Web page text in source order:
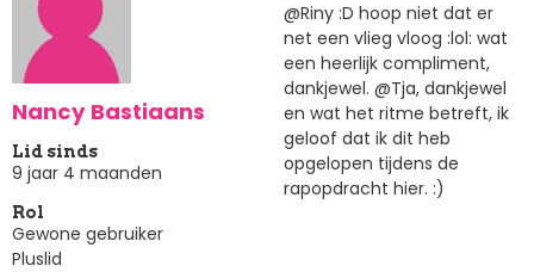
Nancy Bastiaans
Lid sinds
9 jaar 4 maanden
Rol
Gewone gebruiker
Pluslid
@Riny :D hoop niet dat er
net een vlieg vloog :lol: wat
een heerlijk compliment,
dankjewel. @Tja, dankjewel
en wat het ritme betreft, ik
geloof dat ik dit heb
opgelopen tijdens de
rapopdracht hier. :)